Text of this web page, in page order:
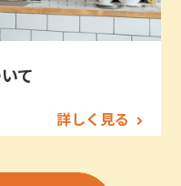
て
詳しく見る